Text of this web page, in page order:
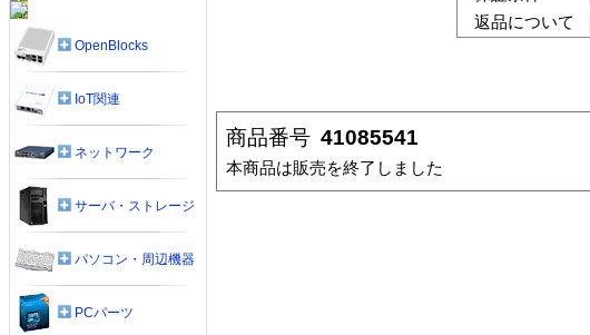
返品について
商品番号 41085541
本商品は販売を終了しました
OpenBlocks
IoT関連
ネットワーク
サーバ・ストレージ
パソコン・周辺機器
PCパーツ